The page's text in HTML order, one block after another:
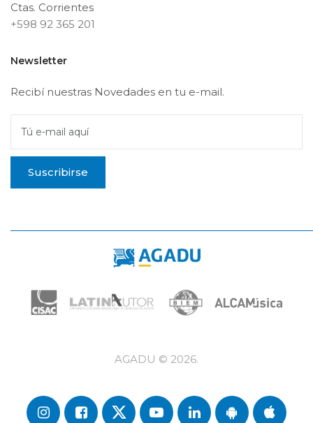
Ctas. Corrientes
+598 92 365 201
Newsletter
Recibí nuestras Novedades en tu e-mail.
Tú e-mail aquí
Suscribirse
AGADU © 2026.